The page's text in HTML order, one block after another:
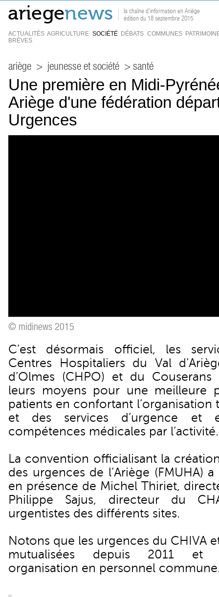
la chaîne d'information en Ariège
édition du 18 septembre 2015
ACTUALITÉS AGRICULTURE SOCIÉTÉ DÉBATS COMMUNES
BRÈVES
ariège > jeunesse et société > santé
Une première en Midi-
Ariège d'une fédération
Urgences
© midinews 2015
C’est désormais officiel, les
Centres Hospitaliers du Val
d’Olmes (CHPO) et du Couserans
leurs moyens pour une meilleure
patients en confortant l’organisation
et des services d’urgence et
compétences médicales par l’activité.
La convention officialisant la
des urgences de l’Ariège (FMUHA)
en présence de Michel Thiriet,
Philippe Sajus, directeur du
urgentistes des différents sites.
Notons que les urgences du CHIVA
mutualisées depuis 2011 et
organisation en personnel